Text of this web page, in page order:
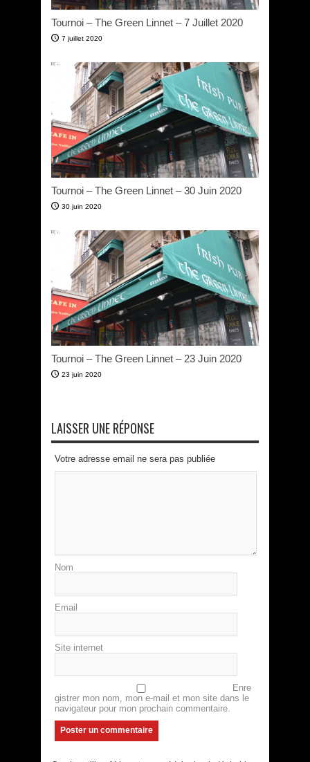
Tournoi – The Green Linnet – 7 Juillet 2020
7 juillet 2020
Tournoi – The Green Linnet – 30 Juin 2020
30 juin 2020
Tournoi – The Green Linnet – 23 Juin 2020
23 juin 2020
LAISSER UNE RÉPONSE
Votre adresse email ne sera pas publiée
Nom
Email
Site internet
Enre
gistrer mon nom, mon e-mail et mon site dans le
navigateur pour mon prochain commentaire.